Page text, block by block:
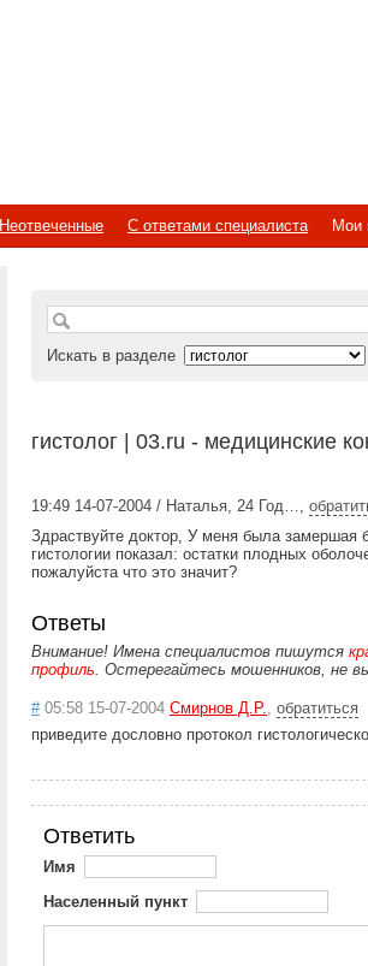
Неотвеченные С ответами специалиста
Мои
Искать в разделе
гистолог | 03.ru - медицинские
19:49 14-07-2004 / Наталья, 24 Год…,
Здраствуйте доктор, У меня была замершая
гистологии показал: остатки плодных
пожалуйста что это значит?
Ответы
Внимание! Имена специалистов пишутся
профиль. Остерегайтесь мошенников, не
#05:58 15-07-2004 Смирнов Д.Р., обратиться
приведите дословно протокол
Ответить
Имя
Населенный пункт